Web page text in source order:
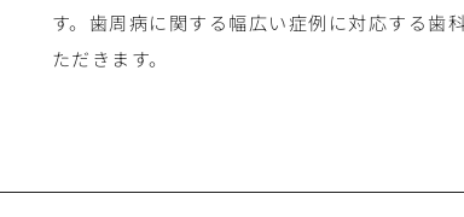
す。歯周病に関する幅広い症例に対応する歯
ただきます。